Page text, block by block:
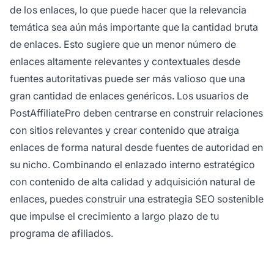
de los enlaces, lo que puede hacer que la relevancia
temática sea aún más importante que la cantidad bruta
de enlaces. Esto sugiere que un menor número de
enlaces altamente relevantes y contextuales desde
fuentes autoritativas puede ser más valioso que una
gran cantidad de enlaces genéricos. Los usuarios de
PostAffiliatePro deben centrarse en construir relaciones
con sitios relevantes y crear contenido que atraiga
enlaces de forma natural desde fuentes de autoridad en
su nicho. Combinando el enlazado interno estratégico
con contenido de alta calidad y adquisición natural de
enlaces, puedes construir una estrategia SEO sostenible
que impulse el crecimiento a largo plazo de tu
programa de afiliados.